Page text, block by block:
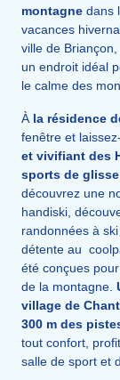
montagne dans
vacances
ville de
un endroit idéal
le calme des
À la résidence
fenêtre et
et vivifiant des
sports de glisse
découvrez une
handiski,
randonnées à
détente au
été conçues
de la montagne.
village de
300 m des
tout confort,
salle de sport et